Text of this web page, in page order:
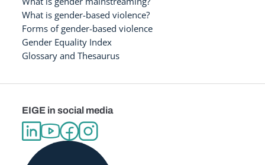
What is gender-based violence?
Forms of gender-based violence
Gender Equality Index
Glossary and Thesaurus
EIGE in social media